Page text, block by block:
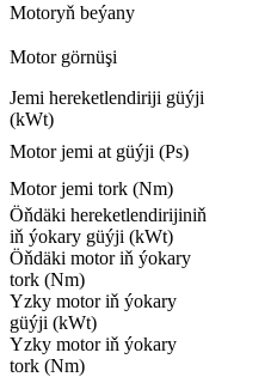
Motoryň beýany
Motor görnüşi
Jemi hereketlendiriji güýji
(kWt)
Motor jemi at güýji (Ps)
Motor jemi tork (Nm)
Öňdäki hereketlendirijiniň
iň ýokary güýji (kWt)
Öňdäki motor iň ýokary
tork (Nm)
Yzky motor iň ýokary
güýji (kWt)
Yzky motor iň ýokary
tork (Nm)